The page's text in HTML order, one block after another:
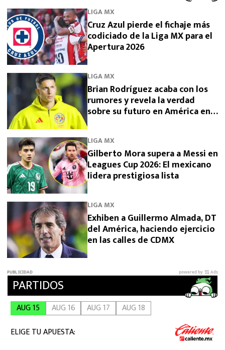
LIGA MX
Cruz Azul pierde el fichaje más
codiciado de la Liga MX para el
Apertura 2026
LIGA MX
Brian Rodríguez acaba con los
rumores y revela la verdad
sobre su futuro en América en
LIGA MX
Gilberto Mora supera a Messi en
Leagues Cup 2026: El mexicano
lidera prestigiosa lista
LIGA MX
Exhiben a Guillermo Almada, DT
del América, haciendo ejercicio
en las calles de CDMX